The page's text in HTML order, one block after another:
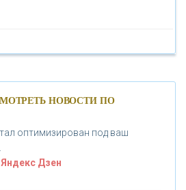
НОВОСТИ ПО
оптимизирован под ваш
Дзен